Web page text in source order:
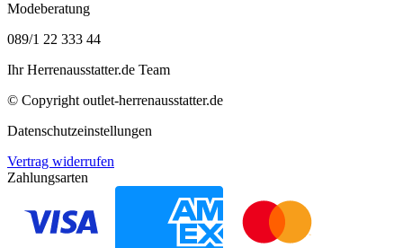
Modeberatung
089/1 22 333 44
Ihr Herrenausstatter.de Team
© Copyright outlet-herrenausstatter.de
Datenschutzeinstellungen
Vertrag widerrufen
Zahlungsarten